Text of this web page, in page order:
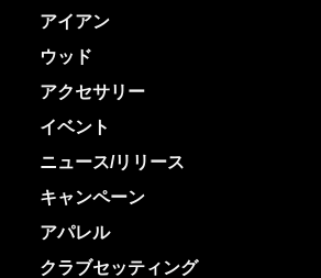
アイアン
ウッド
アクセサリー
イベント
ニュース/リリース
キャンペーン
アパレル
クラブセッティング